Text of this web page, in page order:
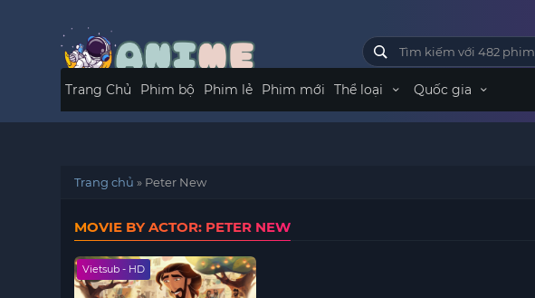
Trang Chủ Phim bộ Phim lẻ Phim mới Thể loại Quốc gia
Trang chủ » Peter New
MOVIE BY ACTOR: PETER NEW
Vietsub - HD